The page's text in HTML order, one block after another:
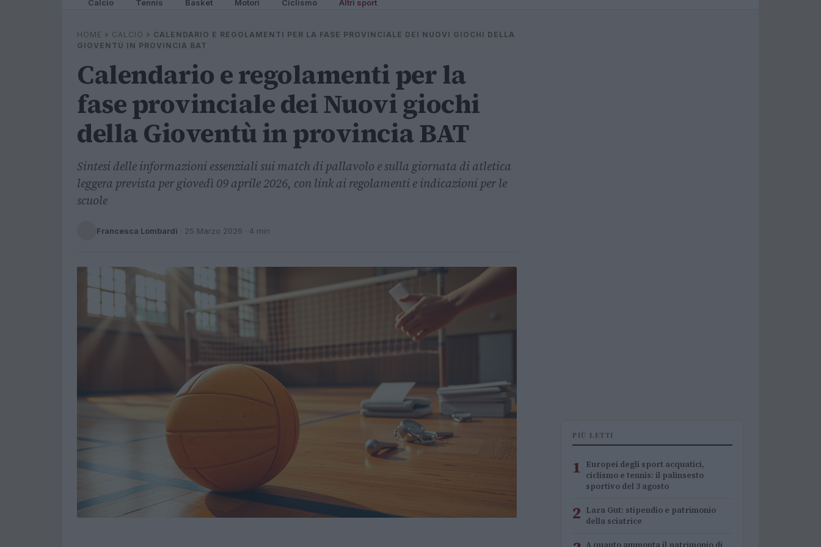
Calcio Tennis Basket Motori Ciclismo Altri sport
HOME » CALCIO » CALENDARIO E REGOLAMENTI PER LA FASE PROVINCIALE DEI NUOVI GIOCHI DELLA
GIOVENTÙ IN PROVINCIA BAT
Calendario e regolamenti per la
fase provinciale dei Nuovi giochi
della Gioventù in provincia BAT
Sintesi delle informazioni essenziali sui match di pallavolo e sulla giornata di atletica
leggera prevista per giovedì 09 aprile 2026, con link ai regolamenti e indicazioni per le
scuole
Francesca Lombardi · 25 Marzo 2026 · 4 min
PIÙ LETTI
1 Europei degli sport acquatici,
ciclismo e tennis: il palinsesto
sportivo del 3 agosto
2 Lara Gut: stipendio e patrimonio
della sciatrice
A quanto ammonta il patrimonio di